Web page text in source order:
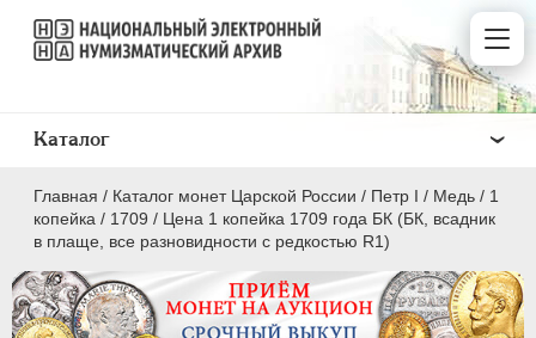
Главная / Каталог монет Царской России / Пeтр I / Медь / 1
копейка / 1709 / Цена 1 копейка 1709 года БК (БК, всадник
в плаще, все разновидности с редкостью R1)
Каталог